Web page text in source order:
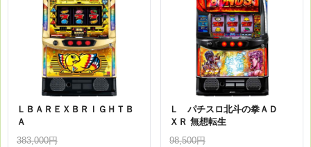
ＬＢＡＲＥＸＢＲＩＧＨＴＢ
Ａ
383,000円
Ｌ パチスロ北斗の拳ＡＤ
ＸＲ 無想転生
98,500円